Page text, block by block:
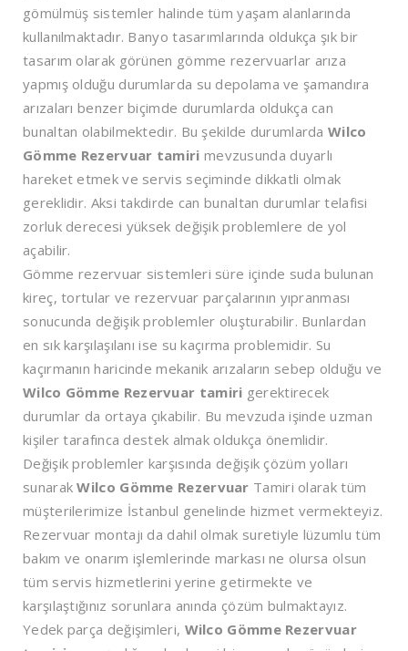
gömülmüş sistemler halinde tüm yaşam alanlarında
kullanılmaktadır. Banyo tasarımlarında oldukça şık bir
tasarım olarak görünen gömme rezervuarlar arıza
yapmış olduğu durumlarda su depolama ve şamandıra
arızaları benzer biçimde durumlarda oldukça can
bunaltan olabilmektedir. Bu şekilde durumlardaWilco
Gömme Rezervuar tamiri mevzusunda duyarlı
hareket etmek ve servis seçiminde dikkatli olmak
gereklidir. Aksi takdirde can bunaltan durumlar telafisi
zorluk derecesi yüksek değişik problemlere de yol
açabilir.
Gömme rezervuar sistemleri süre içinde suda bulunan
kireç, tortular ve rezervuar parçalarının yıpranması
sonucunda değişik problemler oluşturabilir. Bunlardan
en sık karşılaşılanı ise su kaçırma problemidir. Su
kaçırmanın haricinde mekanik arızaların sebep olduğu ve
Wilco Gömme Rezervuar tamiri gerektirecek
durumlar da ortaya çıkabilir. Bu mevzuda işinde uzman
kişiler tarafınca destek almak oldukça önemlidir.
Değişik problemler karşısında değişik çözüm yolları
sunarakWilco Gömme Rezervuar Tamiri olarak tüm
müşterilerimize İstanbul genelinde hizmet vermekteyiz.
Rezervuar montajı da dahil olmak suretiyle lüzumlu tüm
bakım ve onarım işlemlerinde markası ne olursa olsun
tüm servis hizmetlerini yerine getirmekte ve
karşılaştığınız sorunlara anında çözüm bulmaktayız.
Yedek parça değişimleri, Wilco Gömme Rezervuar